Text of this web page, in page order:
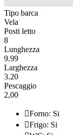
Tipo barca
Vela
Posti letto
8
Lunghezza
9.99
Larghezza
3.20
Pescaggio
2,00
Forno: Si
Frigo: Si